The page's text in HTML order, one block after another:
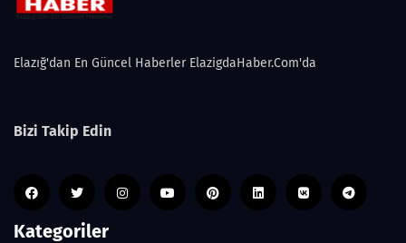
Elazığ'dan En Güncel Haberler ElazigdaHaber.Com'da
Bizi Takip Edin
Kategoriler